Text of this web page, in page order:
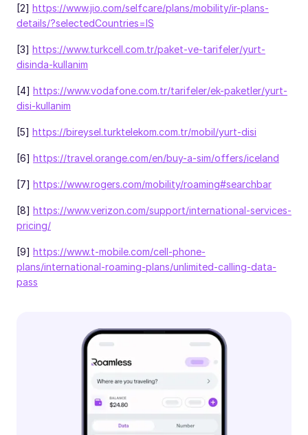
[2] https://www.jio.com/selfcare/plans/mobility/ir-plans-
details/?selectedCountries=IS
[3] https://www.turkcell.com.tr/paket-ve-tarifeler/yurt-
disinda-kullanim
[4] https://www.vodafone.com.tr/tarifeler/ek-paketler/yurt-
disi-kullanim
[5] https://bireysel.turktelekom.com.tr/mobil/yurt-disi
[6] https://travel.orange.com/en/buy-a-sim/offers/iceland
[7] https://www.rogers.com/mobility/roaming#searchbar
[8] https://www.verizon.com/support/international-services-
pricing/
[9] https://www.t-mobile.com/cell-phone-
plans/international-roaming-plans/unlimited-calling-data-
pass